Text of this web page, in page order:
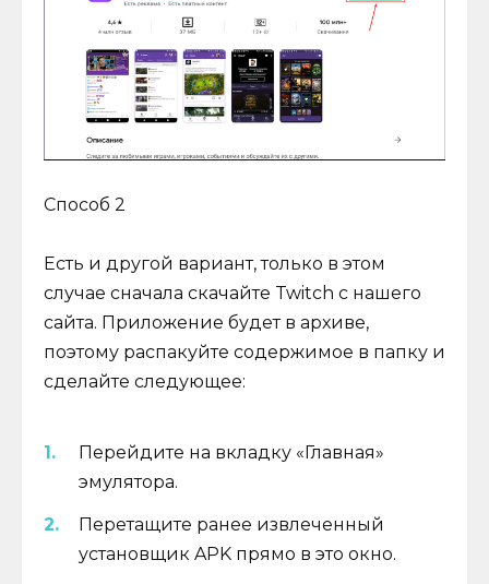
Способ 2
Есть и другой вариант, только в этом
случае сначала скачайте Twitch с нашего
сайта. Приложение будет в архиве,
поэтому распакуйте содержимое в папку и
сделайте следующее:
Перейдите на вкладку «Главная»
эмулятора.
Перетащите ранее извлеченный
установщик APK прямо в это окно.